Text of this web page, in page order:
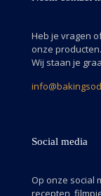
Heb je vragen
onze
Wij staan je
Social media
Op onze social
recepten,